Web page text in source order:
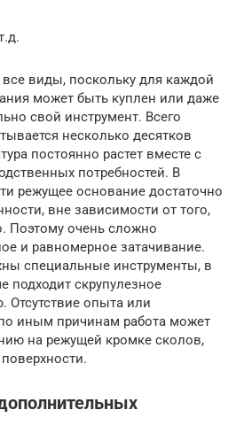
виды, поскольку для каждой
может быть куплен или даже
свой инструмент. Всего
несколько десятков
постоянно растет вместе с
потребностей. В
режущее основание достаточно
вне зависимости от того,
Поэтому очень сложно
и равномерное затачивание.
специальные инструменты, в
подходит скрупулезное
опыта или
иным причинам работа может
на режущей кромке сколов,